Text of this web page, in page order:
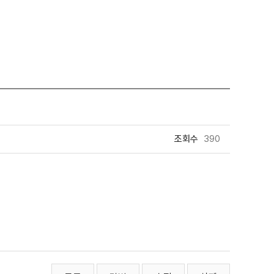
조회수 390